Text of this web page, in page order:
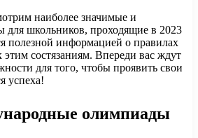
наиболее значимые и
для школьников, проходящие в 2023
полезной информацией о правилах
этим состязаниям. Впереди вас ждут
для того, чтобы проявить свои
успеха!
олимпиады